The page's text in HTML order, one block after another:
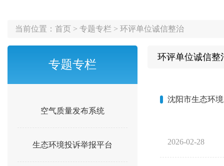
当前位置： 首页 > 专题专栏 > 环评单位诚信整治
专题专栏
空气质量发布系统
生态环境投诉举报平台
环评单位诚信整
沈阳市生态环
2026-02-28